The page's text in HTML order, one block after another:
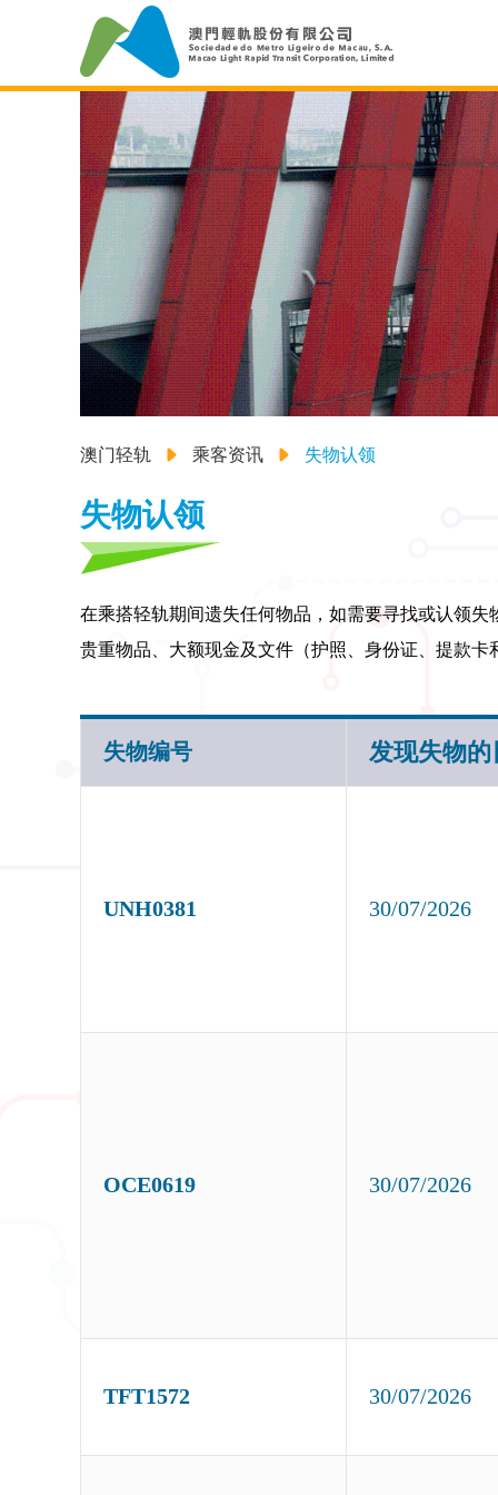
澳门轻轨 乘客资讯 失物认领
失物认领
在乘搭轻轨期间遗失任何物品，如需要寻找或认领失
贵重物品、大额现金及文件（护照、身份证、提款
失物编号 发现失物的
UNH0381 30/07/2026
OCE0619 30/07/2026
TFT1572 30/07/2026